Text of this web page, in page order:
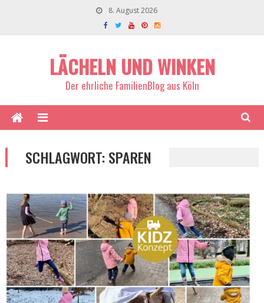
8. August 2026
LÄCHELN UND WINKEN
Der ehrliche FamilienBlog aus Köln
SCHLAGWORT:SPAREN